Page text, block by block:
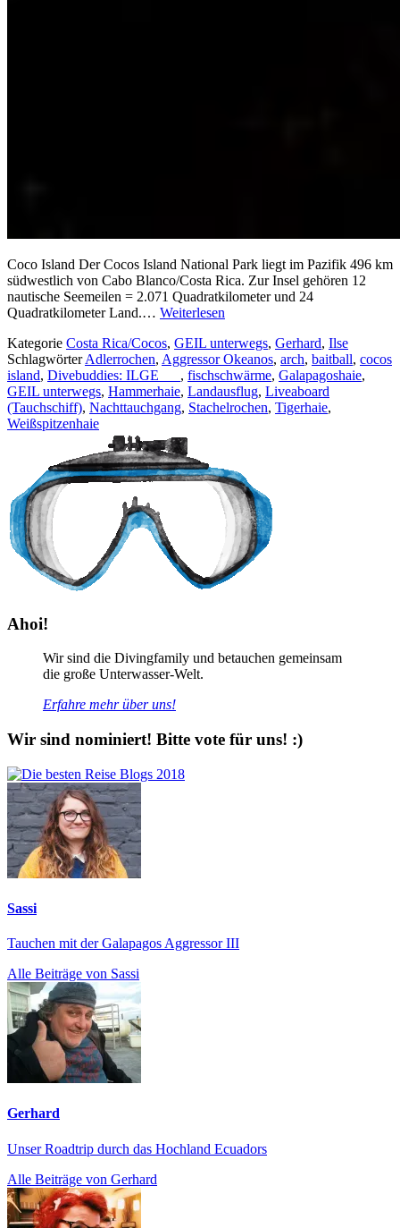
Coco Island Der Cocos Island National Park liegt im Pazifik 496 km
südwestlich von Cabo Blanco/Costa Rica. Zur Insel gehören 12
nautische Seemeilen = 2.071 Quadratkilometer und 24
Quadratkilometer Land.… Weiterlesen
Kategorie Costa Rica/Cocos, GEIL unterwegs, Gerhard, Ilse
SchlagwörterAdlerrochen, Aggressor Okeanos, arch, baitball, cocos
island, Divebuddies: ILGE _ _ , fischschwärme, Galapagoshaie,
GEIL unterwegs, Hammerhaie, Landausflug, Liveaboard
(Tauchschiff), Nachttauchgang, Stachelrochen, Tigerhaie,
Weißspitzenhaie
Ahoi!
Wir sind die Divingfamily und betauchen gemeinsam
die große Unterwasser-Welt.
Erfahre mehr über uns!
Wir sind nominiert! Bitte vote für uns! :)
Sassi
Tauchen mit der Galapagos Aggressor III
Alle Beiträge von Sassi
Gerhard
Unser Roadtrip durch das Hochland Ecuadors
Alle Beiträge von Gerhard